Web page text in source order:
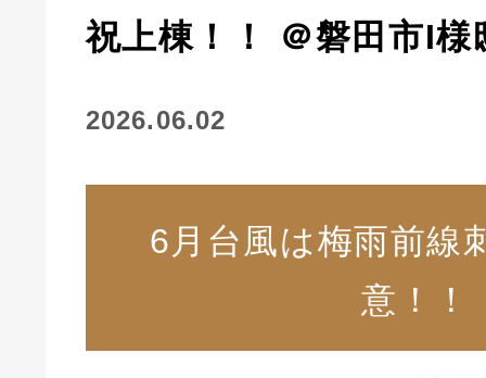
祝上棟！！ ＠磐田市I様
2026.06.02
6月台風は梅雨前線
意！！